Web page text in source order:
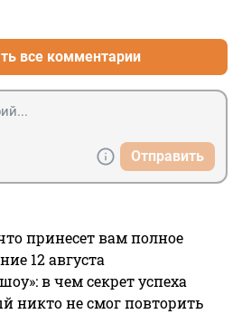
все комментарии
Отправить
принесет вам полное
12 августа
в чем секрет успеха
никто не смог повторить